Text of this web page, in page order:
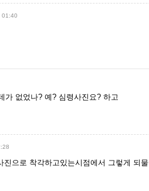
01:40
가 없었나? 예? 심령사진요? 하고
진으로 착각하고있는시점에서 그렇게 되